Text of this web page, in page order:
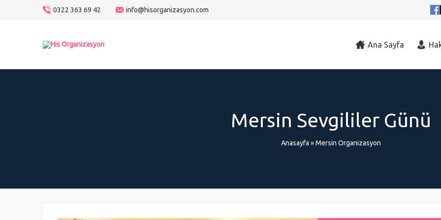
0322 363 69 42 info@hisorganizasyon.com
Ana Sayfa
Mersin Sevgililer Günü
Anasayfa »Mersin Organizasyon